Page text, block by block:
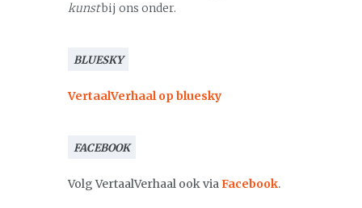
kunstbij ons onder.
BLUESKY
VertaalVerhaal op bluesky
FACEBOOK
Volg VertaalVerhaal ook viaFacebook.